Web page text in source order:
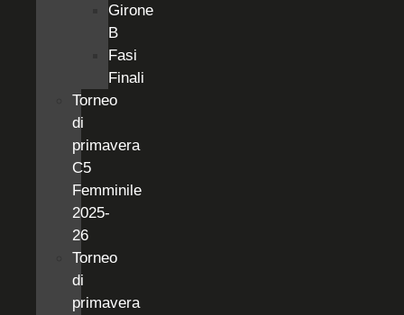
Girone
B
Fasi
Finali
Torneo
di
primavera
C5
Femminile
2025-
26
Torneo
di
primavera